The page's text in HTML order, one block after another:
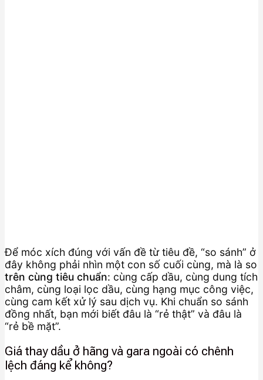
Để móc xích đúng với vấn đề từ tiêu đề, “so sánh” ở
đây không phải nhìn một con số cuối cùng, mà là so
trên cùng tiêu chuẩn: cùng cấp dầu, cùng dung tích
châm, cùng loại lọc dầu, cùng hạng mục công việc,
cùng cam kết xử lý sau dịch vụ. Khi chuẩn so sánh
đồng nhất, bạn mới biết đâu là “rẻ thật” và đâu là
“rẻ bề mặt”.
Giá thay dầu ở hãng và gara ngoài có chênh
lệch đáng kể không?